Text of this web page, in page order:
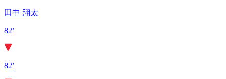
田中 翔太
82’
82’